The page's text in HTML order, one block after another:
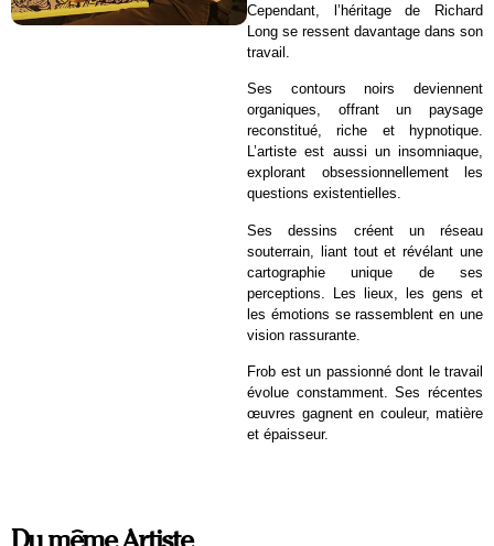
Cependant, l’héritage de Richard
Long se ressent davantage dans son
travail.
Ses contours noirs deviennent
organiques, offrant un paysage
reconstitué, riche et hypnotique.
L’artiste est aussi un insomniaque,
explorant obsessionnellement les
questions existentielles.
Ses dessins créent un réseau
souterrain, liant tout et révélant une
cartographie unique de ses
perceptions. Les lieux, les gens et
les émotions se rassemblent en une
vision rassurante.
Frob est un passionné dont le travail
évolue constamment. Ses récentes
œuvres gagnent en couleur, matière
et épaisseur.